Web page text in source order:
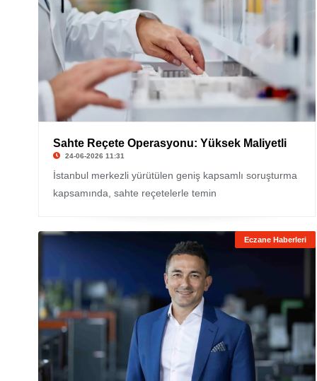
Sahte Reçete Operasyonu: Yüksek Maliyetli
24-06-2026 11:31
İstanbul merkezli yürütülen geniş kapsamlı soruşturma
kapsamında, sahte reçetelerle temin
Eczane Haberleri